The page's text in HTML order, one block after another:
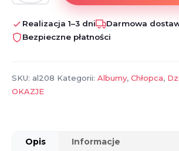
Album
Pamiątka
Pierwszej
Realizacja 1–3 dni
Darmowa
Bezpieczne płatności
SKU: al208 Kategorii: Albumy, Chłopca,
OKAZJE
Opis
Informacje